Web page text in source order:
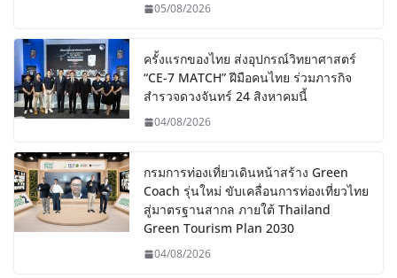
05/08/2026
ครั้งแรกของไทย ส่งอุปกรณ์วิทยาศาสตร์
“CE-7 MATCH” ฝีมือคนไทย ร่วมภารกิจ
สำรวจดวงจันทร์ 24 สิงหาคมนี้
04/08/2026
กรมการท่องเที่ยวเดินหน้าสร้าง Green
Coach รุ่นใหม่ ขับเคลื่อนการท่องเที่ยวไทย
สู่มาตรฐานสากล ภายใต้ Thailand
Green Tourism Plan 2030
04/08/2026